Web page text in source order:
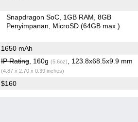
Snapdragon SoC 1GB RAM 8GB
Penyimpanan
MicroSD (64GB max.)
1650 mAh
IP Rating, 160g (5.6oz) , 123.8x68.5x9.9 mm
(4.87 x 2.70 x 0.39 inches)
$160